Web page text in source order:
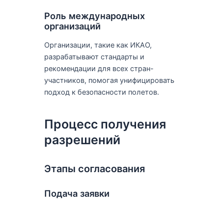
Роль международных
организаций
Организации, такие как ИКАО,
разрабатывают стандарты и
рекомендации для всех стран-
участников, помогая унифицировать
подход к безопасности полетов.
Процесс получения
разрешений
Этапы согласования
Подача заявки